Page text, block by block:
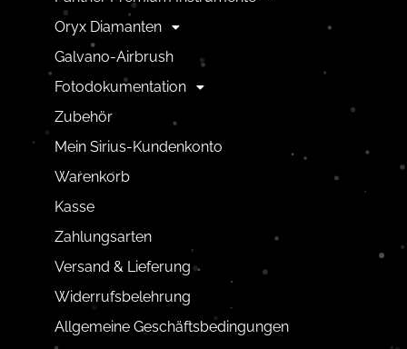
Oryx Diamanten
Galvano-Airbrush
Fotodokumentation
Zubehör
Mein Sirius-Kundenkonto
Warenkorb
Kasse
Zahlungsarten
Versand & Lieferung
Widerrufsbelehrung
Allgemeine Geschäftsbedingungen